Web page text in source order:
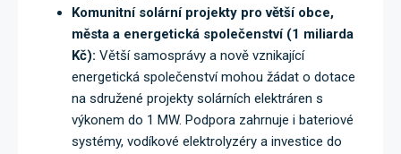
Komunitní solární projekty pro větší obce,
města a energetická společenství (1 miliarda
Kč): Větší samosprávy a nově vznikající
energetická společenství mohou žádat o dotace
na sdružené projekty solárních elektráren s
výkonem do 1 MW. Podpora zahrnuje i bateriové
systémy, vodíkové elektrolyzéry a investice do